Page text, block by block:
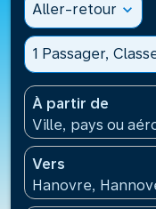
Aller-retour expand_more
1 Passager,
À partir de
Ville, pays ou
Vers
Hanovre,